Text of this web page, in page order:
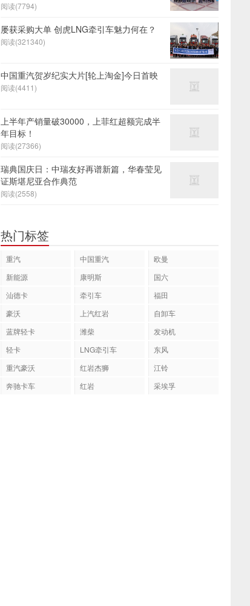
阅读(7794)
屡获采购大单 创虎LNG牵引车魅力何在？
阅读(321340)
中国重汽贺岁纪实大片[轮上淘金]今日首映
阅读(4411)
上半年产销量破30000，上菲红超额完成半
年目标！
阅读(27366)
瑞典国庆日：中瑞友好再谱新篇，华春莹见
证斯堪尼亚合作典范
阅读(2558)
热门标签
重汽 中国重汽
欧曼
新能源
康明斯
国六
汕德卡
牵引车
福田
豪沃
上汽红岩
自卸车
蓝牌轻卡
潍柴
发动机
轻卡
LNG牵引车
东风
重汽豪沃
红岩杰狮
江铃
奔驰卡车
红岩 采埃孚